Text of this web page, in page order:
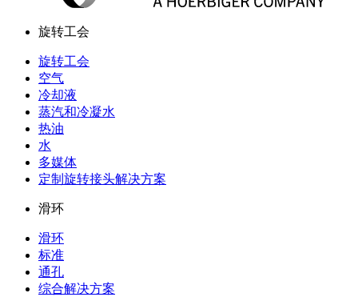
旋转工会
旋转工会
空气
冷却液
蒸汽和冷凝水
热油
水
多媒体
定制旋转接头解决方案
滑环
滑环
标准
通孔
综合解决方案